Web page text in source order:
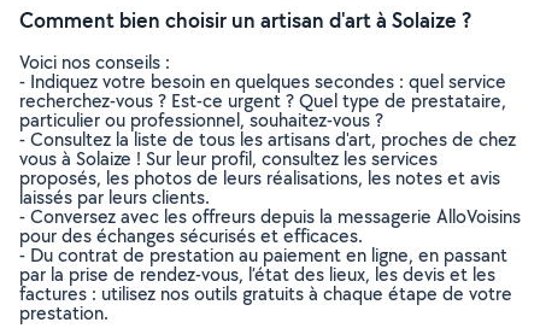
Comment bien choisir un artisan d'art à Solaize ?
Voici nos conseils :
- Indiquez votre besoin en quelques secondes : quel service
recherchez-vous ? Est-ce urgent ? Quel type de prestataire,
particulier ou professionnel, souhaitez-vous ?
- Consultez la liste de tous les artisans d'art, proches de chez
vous à Solaize ! Sur leur profil, consultez les services
proposés, les photos de leurs réalisations, les notes et avis
laissés par leurs clients.
- Conversez avec les offreurs depuis la messagerie AlloVoisins
pour des échanges sécurisés et efficaces.
- Du contrat de prestation au paiement en ligne, en passant
par la prise de rendez-vous, l’état des lieux, les devis et les
factures : utilisez nos outils gratuits à chaque étape de votre
prestation.